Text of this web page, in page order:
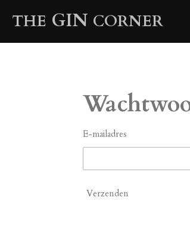
direct
THE GIN CORNER
E-mailadres
Verzenden